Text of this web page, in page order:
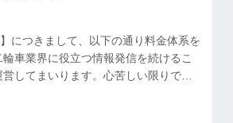
につきまして、以下の通り料金体系を
車業界に役立つ情報発信を続けるこ
してまいります。心苦しい限りです